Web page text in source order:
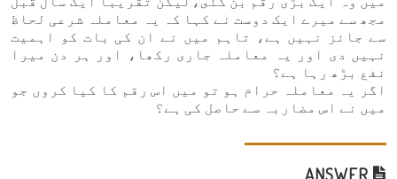
مجھ سے میرے ایک دوست نے کہا کہ یہ معاملہ شرعی لحاظ
سے جائز نہیں ہے، تاہم میں نے ان کی بات کو اہمیت
نہیں دی اور یہ معاملہ جاری رکھا، اور ہر دن میرا
نفع بڑھ رہا ہے؟
اگر یہ معاملہ حرام ہو تو میں اس رقم کا کیا کروں جو
میں نے اس مضاربہ سے حاصل کی ہے؟